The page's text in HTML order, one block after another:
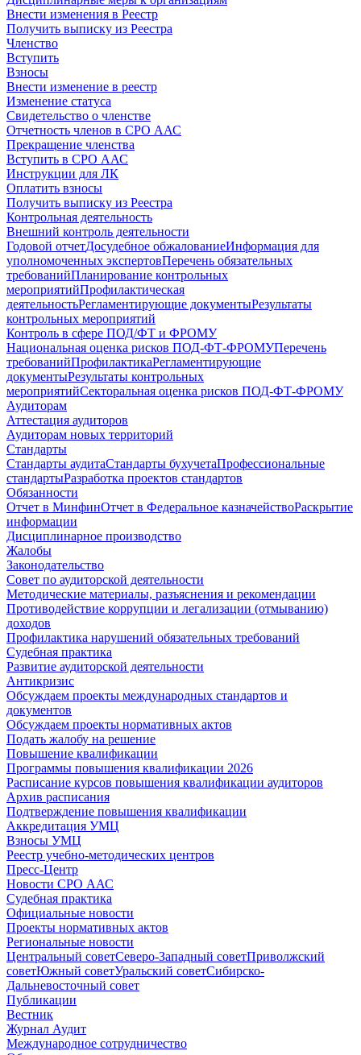
Внести изменения в Реестр
Получить выписку из Реестра
Членство
Вступить
Взносы
Внести изменение в реестр
Изменение статуса
Свидетельство о членстве
Отчетность членов в СРО ААС
Прекращение членства
Вступить в СРО ААС
Инструкции для ЛК
Оплатить взносы
Получить выписку из Реестра
Контрольная деятельность
Внешний контроль деятельности
Годовой отчетДосудебное обжалованиеИнформация для
уполномоченных экспертовПеречень обязательных
требованийПланирование контрольных
мероприятийПрофилактическая
деятельностьРегламентирующие документыРезультаты
контрольных мероприятий
Контроль в сфере ПОД/ФТ и ФРОМУ
Национальная оценка рисков ПОД-ФТ-ФРОМУПеречень
требованийПрофилактикаРегламентирующие
документыРезультаты контрольных
мероприятийСекторальная оценка рисков ПОД-ФТ-ФРОМУ
Аудиторам
Аттестация аудиторов
Аудиторам новых территорий
Стандарты
Стандарты аудитаСтандарты бухучетаПрофессиональные
стандартыРазработка проектов стандартов
Обязанности
Отчет в МинфинОтчет в Федеральное казначействоРаскрытие
информации
Дисциплинарное производство
Жалобы
Законодательство
Совет по аудиторской деятельности
Методические материалы, разъяснения и рекомендации
Противодействие коррупции и легализации (отмыванию)
доходов
Профилактика нарушений обязательных требований
Судебная практика
Развитие аудиторской деятельности
Антикризис
Обсуждаем проекты международных стандартов и
документов
Обсуждаем проекты нормативных актов
Подать жалобу на решение
Повышение квалификации
Программы повышения квалификации 2026
Расписание курсов повышения квалификации аудиторов
Архив расписания
Подтверждение повышения квалификации
Аккредитация УМЦ
Взносы УМЦ
Реестр учебно-методических центров
Пресс-Центр
Новости СРО ААС
Судебная практика
Официальные новости
Проекты нормативных актов
Региональные новости
Центральный советСеверо-Западный советПриволжский
советЮжный советУральский советСибирско-
Дальневосточный совет
Публикации
Вестник
Журнал Аудит
Международное сотрудничество